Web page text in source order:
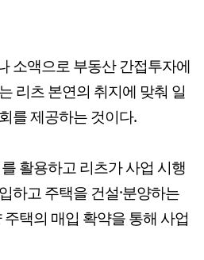
소액으로 부동산 간접투자에
리츠 본연의 취지에 맞춰 일
를 제공하는 것이다.
활용하고 리츠가 사업 시행
하고 주택을 건설·분양하는
택의 매입 확약을 통해 사업